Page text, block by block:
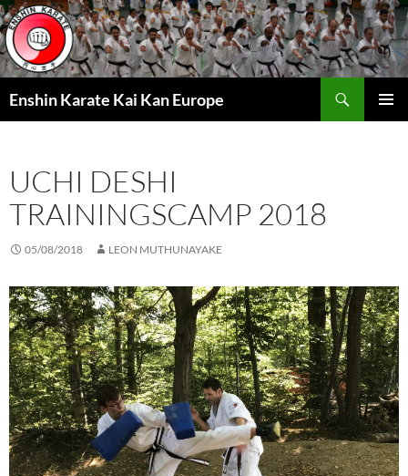
Zum
Inhalt
springen
Enshin Karate Kai Kan Europe
UCHI DESHI
TRAININGSCAMP 2018
05/08/2018 LEON MUTHUNAYAKE